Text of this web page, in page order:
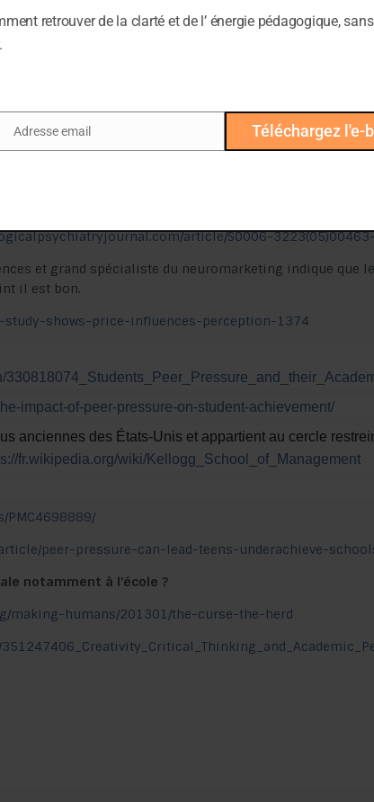
us/blog/am-i-right/201404/the-
neurontic/2006/03/07/the-anatomy-of-
what-other-people-say-may-change-what-you-
am-i-right/201404/the-astonishing-power-social-
article/S0006-
et grand spécialiste du neuromarketing indique que
il est bon.
study-shows-price-influences-perception-1374
impact-of-peer-pressure-on-student-achievement/
anciennes des États-Unis et appartient au cercle
fr.wikipedia.org/wiki/Kellogg_School_of_Management
PMC4698889/
peer-pressure-can-lead-teens-underachieve-
notamment à l’école ?
making-humans/201301/the-curse-the-herd
retrouver de la clarté et de l’ énergie pédagogique,
Email
Adresse email Téléchargez l'e-